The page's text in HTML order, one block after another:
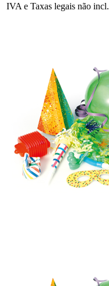
IVA e Taxas legais não incl.